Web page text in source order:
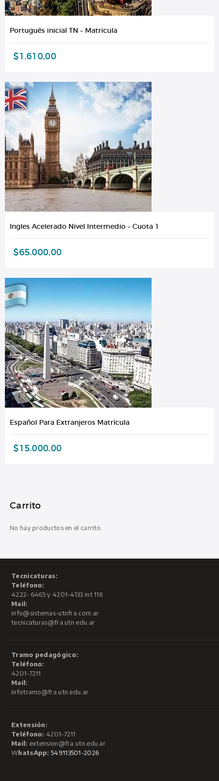
Portugués inicial TN – Matricula
$1.610,00
Ingles Acelerado Nivel Intermedio – Cuota 1
$65.000,00
Español Para Extranjeros Matrícula
$15.000,00
Carrito
No hay productos en el carrito.
Tecnicaturas:
Teléfono:
4222- 6465 y 4201-4133 int 116
Mail:
info@sistemas-utnfra.com.ar
tecnicaturas@fra.utn.edu.ar
Tramo pedagógico:
Teléfono:
4201-7211
Mail:
infotramo@fra.utn.edu.ar
Extensión:
Teléfono: 4201-7211
Mail: extension@fra.utn.edu.ar
WhatsApp: 549113501-2026